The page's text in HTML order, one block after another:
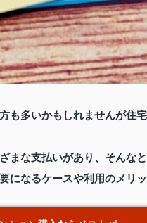
も多いかもしれませんが住
まな支払いがあり、そんな
になるケースや利用のメリッ